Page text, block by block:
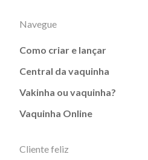
Navegue
Como criar e lançar
Central da vaquinha
Vakinha ou vaquinha?
Vaquinha Online
Cliente feliz